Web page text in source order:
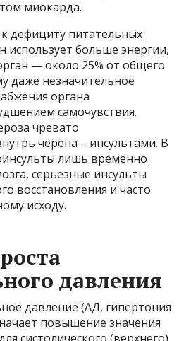
миокарда.
дефициту питательных
использует больше энергии,
— около 25% от общего
даже незначительное
органа
самочувствия.
чревато
черепа – инсультами. В
лишь временно
серьезные инсульты
восстановления и часто
исходу.
давления
давление (АД, гипертония
повышение значения